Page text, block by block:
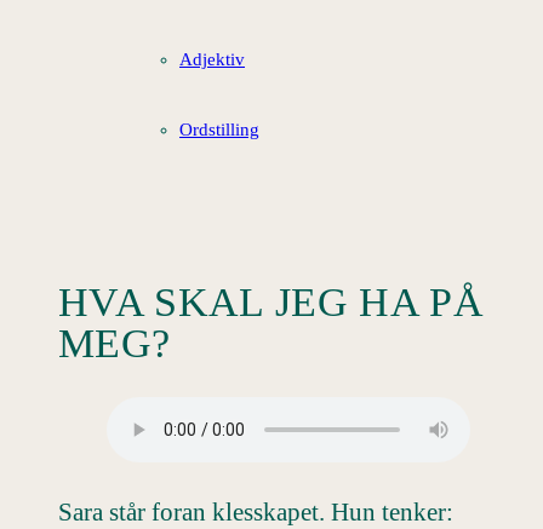
Adjektiv
Ordstilling
HVA SKAL JEG HA PÅ
MEG?
Sara står foran klesskapet. Hun tenker: